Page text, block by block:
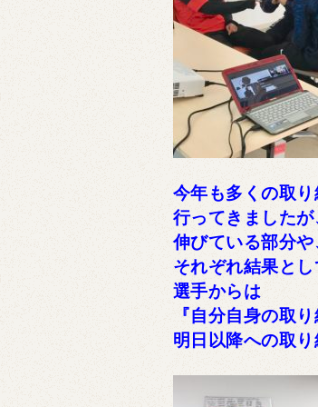
今年も多くの取
行ってきました
伸びている部分や
それぞれ結果と
選手からは
『自分自身の取
明日以降への取